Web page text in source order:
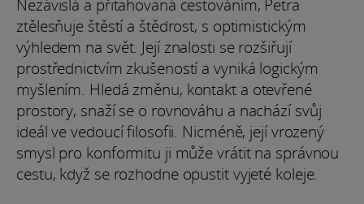
Nezávislá a přitahovaná cestováním, Petra
ztělesňuje štěstí a štědrost, s optimistickým
výhledem na svět. Její znalosti se rozšiřují
prostřednictvím zkušeností a vyniká logickým
myšlením. Hledá změnu, kontakt a otevřené
prostory, snaží se o rovnováhu a nachází svůj
ideál ve vedoucí filosofii. Nicméně, její vrozený
smysl pro konformitu ji může vrátit na správnou
cestu, když se rozhodne opustit vyjeté koleje.